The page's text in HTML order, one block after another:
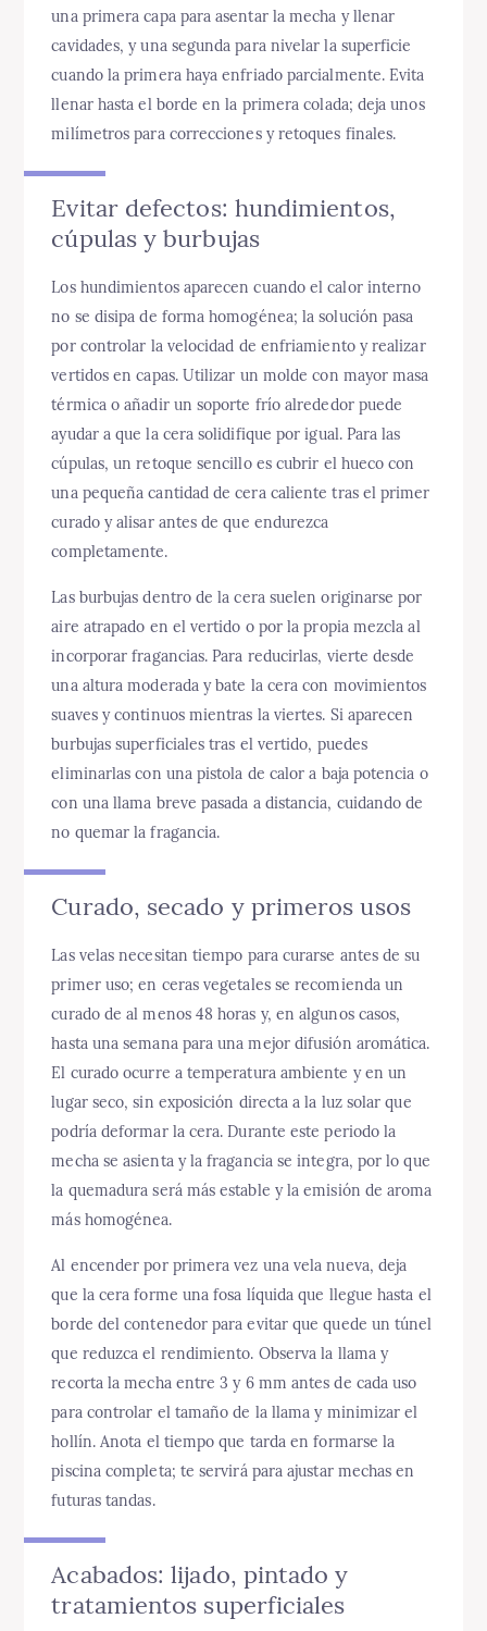
una primera capa para asentar la mecha y llenar
cavidades, y una segunda para nivelar la superficie
cuando la primera haya enfriado parcialmente. Evita
llenar hasta el borde en la primera colada; deja unos
milímetros para correcciones y retoques finales.
Evitar defectos: hundimientos,
cúpulas y burbujas
Los hundimientos aparecen cuando el calor interno
no se disipa de forma homogénea; la solución pasa
por controlar la velocidad de enfriamiento y realizar
vertidos en capas. Utilizar un molde con mayor masa
térmica o añadir un soporte frío alrededor puede
ayudar a que la cera solidifique por igual. Para las
cúpulas, un retoque sencillo es cubrir el hueco con
una pequeña cantidad de cera caliente tras el primer
curado y alisar antes de que endurezca
completamente.
Las burbujas dentro de la cera suelen originarse por
aire atrapado en el vertido o por la propia mezcla al
incorporar fragancias. Para reducirlas, vierte desde
una altura moderada y bate la cera con movimientos
suaves y continuos mientras la viertes. Si aparecen
burbujas superficiales tras el vertido, puedes
eliminarlas con una pistola de calor a baja potencia o
con una llama breve pasada a distancia, cuidando de
no quemar la fragancia.
Curado, secado y primeros usos
Las velas necesitan tiempo para curarse antes de su
primer uso; en ceras vegetales se recomienda un
curado de al menos 48 horas y, en algunos casos,
hasta una semana para una mejor difusión aromática.
El curado ocurre a temperatura ambiente y en un
lugar seco, sin exposición directa a la luz solar que
podría deformar la cera. Durante este periodo la
mecha se asienta y la fragancia se integra, por lo que
la quemadura será más estable y la emisión de aroma
más homogénea.
Al encender por primera vez una vela nueva, deja
que la cera forme una fosa líquida que llegue hasta el
borde del contenedor para evitar que quede un túnel
que reduzca el rendimiento. Observa la llama y
recorta la mecha entre 3 y 6 mm antes de cada uso
para controlar el tamaño de la llama y minimizar el
hollín. Anota el tiempo que tarda en formarse la
piscina completa; te servirá para ajustar mechas en
futuras tandas.
Acabados: lijado, pintado y
tratamientos superficiales